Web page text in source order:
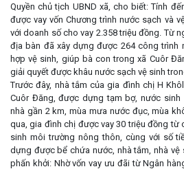
Quyền chủ tịch UBND xã, cho biết: Tính
được vay vốn Chương trình nước sạch và
với doanh số cho vay 2.358 triệu đồng. Từ
địa bàn đã xây dựng được 264 công trình
hợp vệ sinh, giúp bà con trong xã Cuôr
giải quyết được khâu nước sạch vệ sinh
Trước đây, nhà tắm của gia đình chị H
Cuôr Đăng, được dựng tạm bợ, nước
nhà gần 2 km, mùa mưa nước đục, mùa
qua, gia đình chị được vay 30 triệu đồng từ
sinh môi trường nông thôn, cùng với số
dựng được bể chứa nước, nhà tắm, nhà vệ
phấn khởi: Nhờ vốn vay ưu đãi từ Ngân